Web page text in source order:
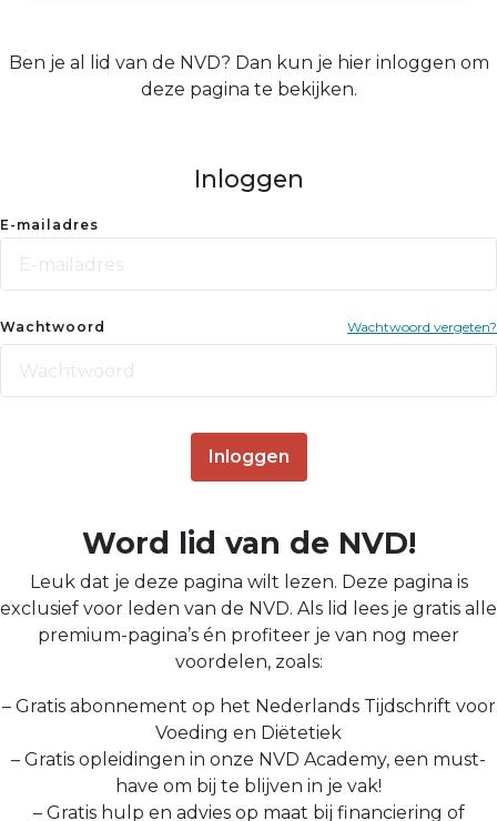
Ben je al lid van de NVD? Dan kun je hier inloggen om
deze pagina te bekijken.
Inloggen
E-mailadres
Wachtwoord Wachtwoord vergeten?
Inloggen
Word lid van de NVD!
Leuk dat je deze pagina wilt lezen. Deze pagina is
exclusief voor leden van de NVD. Als lid lees je gratis alle
premium-pagina’s én profiteer je van nog meer
voordelen, zoals:
– Gratis abonnement op het Nederlands Tijdschrift voor
Voeding en Diëtetiek
– Gratis opleidingen in onze NVD Academy, een must-
have om bij te blijven in je vak!
– Gratis hulp en advies op maat bij financiering of